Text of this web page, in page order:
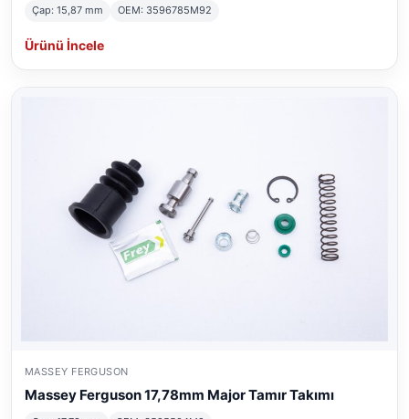
Çap: 15,87 mm OEM: 3596785M92
Ürünü İncele
MASSEY FERGUSON
Massey Ferguson 17,78mm Major Tamır Takımı